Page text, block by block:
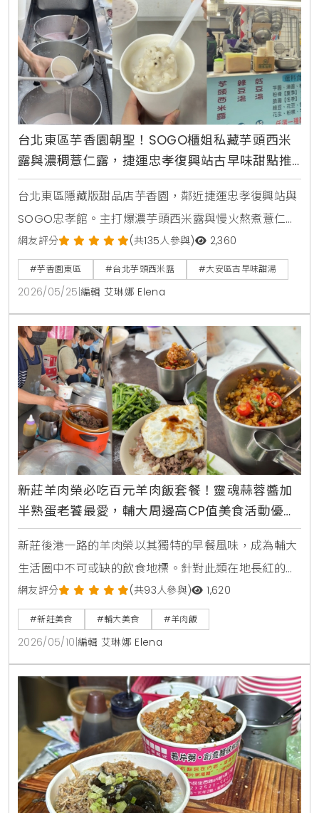
台北東區芋香園朝聖！SOGO櫃姐私藏芋頭西米
露與濃稠薏仁露，捷運忠孝復興站古早味甜點推
薦
台北東區隱藏版甜品店芋香園，鄰近捷運忠孝復興站與
SOGO忠孝館。主打爆濃芋頭西米露與慢火熬煮薏仁
露，搭配綿密蜜芋頭，是SOGO櫃姐與在地人激推的古
早味下午茶。
網友評分 (共135人參與) 2,360
#芋香園東區 #台北芋頭西米露 #大安區古早味甜湯
2026/05/25 編輯 艾琳娜 Elena
新莊羊肉榮必吃百元羊肉飯套餐！靈魂蒜蓉醬加
半熟蛋老饕最愛，輔大周邊高CP值美食活動優惠
速報
新莊後港一路的羊肉榮以其獨特的早餐風味，成為輔大
生活圈中不可或缺的飲食地標。針對此類在地長紅的美
食現象，生活風格平台KiraKacha去啦！創辦人梁翔渝
表示，一家餐廳能長期維持高評價，關鍵在於核心產品
的獨特性，如羊肉榮將羊肉處理至無羶味，並透過蒜蓉
醬與半熟蛋建立味覺記憶點，成功將傳統早餐轉化為具
備生活風格的飲食體驗。
網友評分 (共93人參與) 1,620
#新莊美食 #輔大美食 #羊肉飯
2026/05/10 編輯 艾琳娜 Elena